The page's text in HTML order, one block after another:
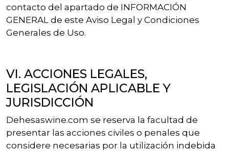
contacto del apartado de INFORMACIÓN
GENERAL de este Aviso Legal y Condiciones
Generales de Uso.
VI. ACCIONES LEGALES,
LEGISLACIÓN APLICABLE Y
JURISDICCIÓN
Dehesaswine.com se reserva la facultad de
presentar las acciones civiles o penales que
considere necesarias por la utilización indebida